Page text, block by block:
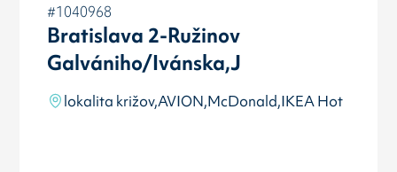
#1040968
Bratislava 2-Ružinov
Galvániho/Ivánska,J
lokalita križov,AVION,McDonald,IKEA Hot